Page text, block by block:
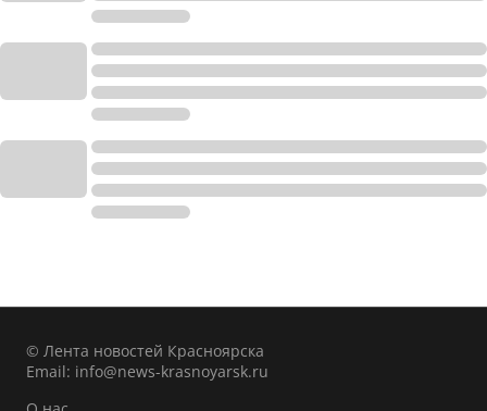
© Лента новостей Красноярска
Email: info@news-krasnoyarsk.ru